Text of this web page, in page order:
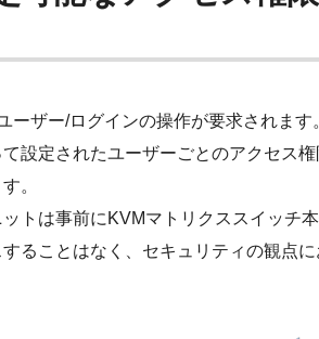
ザー/ログインの操作が要求されます
設定されたユーザーごとのアクセス
。
トは事前にKVMマトリクススイッチ
ることはなく、セキュリティの観点